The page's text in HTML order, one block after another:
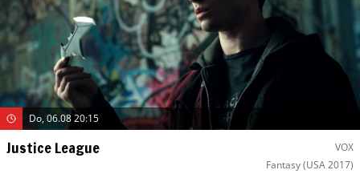
Do, 06.08 20:15
Justice League
VOX
Fantasy(USA 2017)